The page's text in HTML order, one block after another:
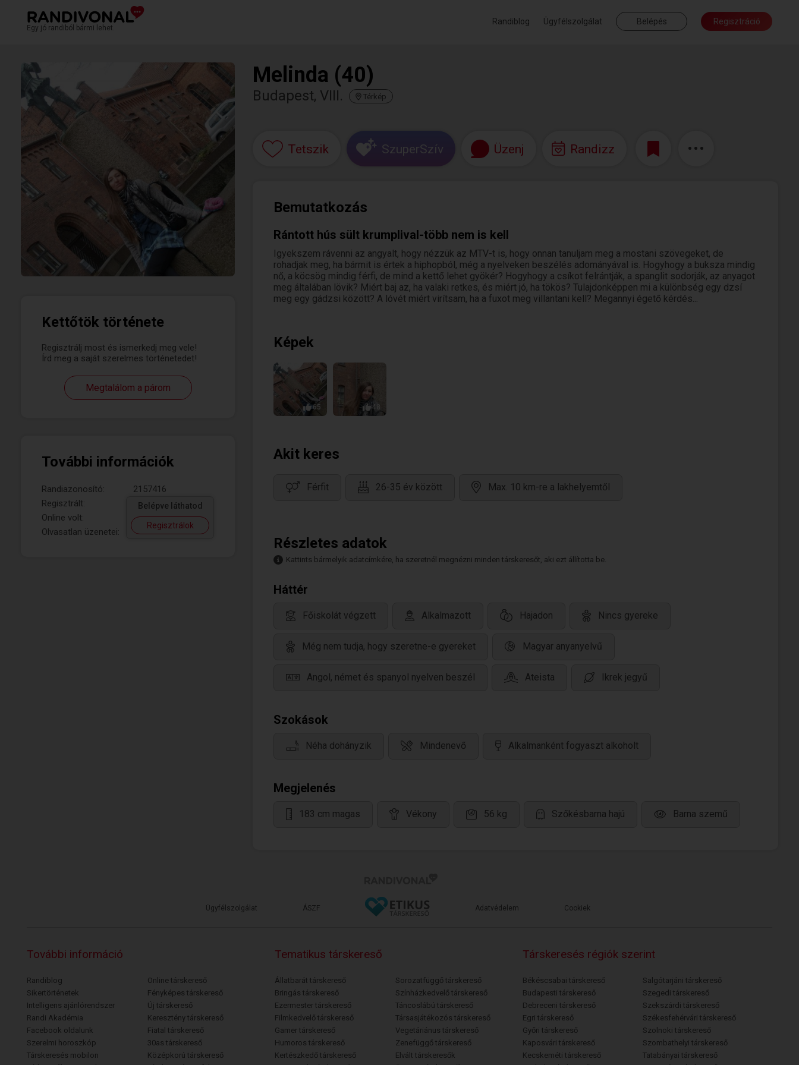
Egy jó randiból bármi lehet.
Randiblog Ügyfélszolgálat Belépés Regisztráció
Kettőtök története
Regisztrálj most és ismerkedj meg vele!
Írd meg a saját szerelmes történetedet!
Megtalálom a párom
További információk
Randiazonosító:
2157416
Regisztrált:
Online volt:
Olvasatlan üzenetei:
Belépve láthatod
Regisztrálok
Melinda (40)
Budapest, VIII. Térkép
Tetszik SzuperSzív Üzenj Randizz
Bemutatkozás
Rántott hús sült krumplival-több nem is kell
Igyekszem rávenni az angyalt, hogy nézzük az MTV-t is, hogy onnan tanuljam meg a mostani szövegeket, de
rohadjak meg, ha bármit is értek a hiphopból, még a nyelveken beszélés adományával is. Hogyhogy a buksza mindig
nő, a köcsög mindig férfi, de mind a kettő lehet gyökér? Hogyhogy a csíkot felrántják, a spanglit sodorják, az anyagot
meg általában lövik? Miért baj az, ha valaki retkes, és miért jó, ha tökös? Tulajdonképpen mi a különbség egy dzsí
meg egy gádzsi között? A lóvét miért virítsam, ha a fuxot meg villantani kell? Megannyi égető kérdés...
Képek
65 48
Akit keres
Férfit 26-35 év között Max. 10 km-re a lakhelyemtől
Részletes adatok
Kattints bármelyik adatcímkére, ha szeretnél megnézni minden társkeresőt, aki ezt állította be.
Háttér
Főiskolát végzett Alkalmazott Hajadon Nincs gyereke
Még nem tudja, hogy szeretne-e gyereket Magyar anyanyelvű
Angol, német és spanyol nyelven beszél Ateista Ikrek jegyű
Szokások
Néha dohányzik Mindenevő Alkalmanként fogyaszt alkoholt
Megjelenés
183 cm magas Vékony 56 kg Szőkésbarna hajú Barna szemű
Ügyfélszolgálat ÁSZF Adatvédelem Cookiek
További információ
Randiblog
Sikertörténetek
Intelligens ajánlórendszer
Randi Akadémia
Facebook oldalunk
Szerelmi horoszkóp
Társkeresés mobilon
Online társkereső
Fényképes társkereső
Új társkereső
Keresztény társkereső
Fiatal társkereső
30as társkereső
Középkorú társkereső
Tematikus társkereső
Állatbarát társkereső
Bringás társkereső
Ezermester társkereső
Filmkedvelő társkereső
Gamer társkereső
Humoros társkereső
Kertészkedő társkereső
Sorozatfüggő társkereső
Színházkedvelő társkereső
Táncoslábú társkereső
Társasjátékozós társkereső
Vegetáriánus társkereső
Zenefüggő társkereső
Elvált társkeresők
Társkeresés régiók szerint
Békéscsabai társkereső
Budapesti társkereső
Debreceni társkereső
Egri társkereső
Győri társkereső
Kaposvári társkereső
Kecskeméti társkereső
Salgótarjáni társkereső
Szegedi társkereső
Szekszárdi társkereső
Székesfehérvári társkereső
Szolnoki társkereső
Szombathelyi társkereső
Tatabányai társkereső